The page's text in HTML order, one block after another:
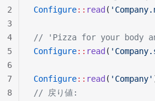
Configure:: read (
// 'Pizza for your body
Configure:: read (
Configure:: read ( 'Company'
// 戻り値:
2
3
4
5
6
7
8